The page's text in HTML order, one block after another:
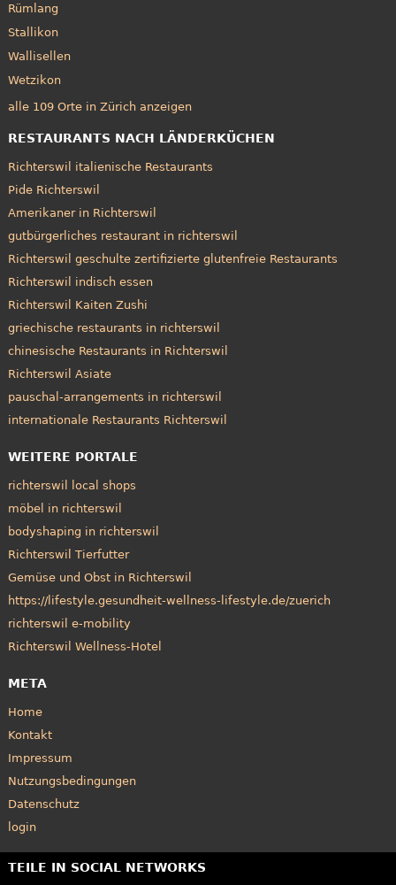
Rümlang
Stallikon
Wallisellen
Wetzikon
alle 109 Orte in Zürich anzeigen
RESTAURANTS NACH LÄNDERKÜCHEN
Richterswil italienische Restaurants
Pide Richterswil
Amerikaner in Richterswil
gutbürgerliches restaurant in richterswil
Richterswil geschulte zertifizierte glutenfreie Restaurants
Richterswil indisch essen
Richterswil Kaiten Zushi
griechische restaurants in richterswil
chinesische Restaurants in Richterswil
Richterswil Asiate
pauschal-arrangements in richterswil
internationale Restaurants Richterswil
WEITERE PORTALE
richterswil local shops
möbel in richterswil
bodyshaping in richterswil
Richterswil Tierfutter
Gemüse und Obst in Richterswil
https://lifestyle.gesundheit-wellness-lifestyle.de/zuerich
richterswil e-mobility
Richterswil Wellness-Hotel
META
Home
Kontakt
Impressum
Nutzungsbedingungen
Datenschutz
login
TEILE IN SOCIAL NETWORKS